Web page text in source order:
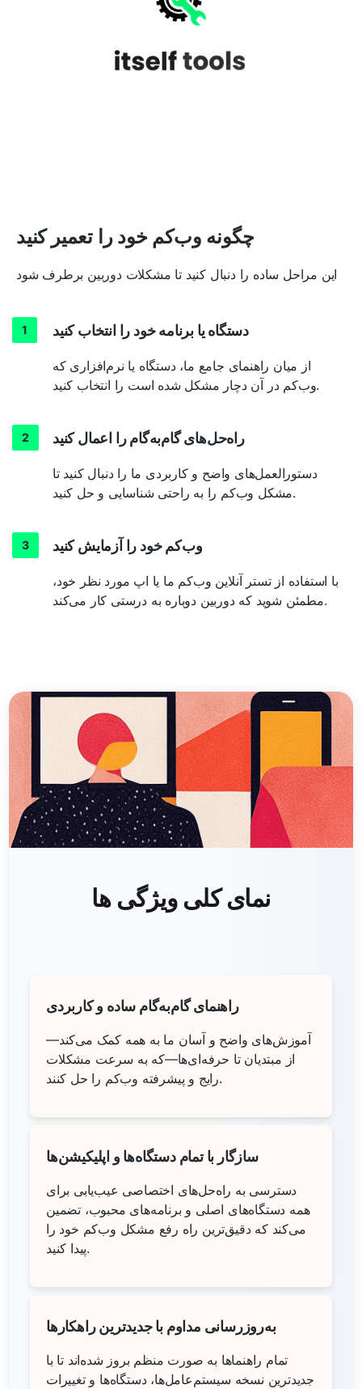
چگونه وب‌کم خود را تعمیر کنید
این مراحل ساده را دنبال کنید تا مشکلات دوربین برطرف شود
دستگاه یا برنامه خود را انتخاب کنید
از میان راهنمای جامع ما، دستگاه یا نرم‌افزاری که
وب‌کم در آن دچار مشکل شده است را انتخاب کنید.
راه‌حل‌های گام‌به‌گام را اعمال کنید
دستورالعمل‌های واضح و کاربردی ما را دنبال کنید تا
مشکل وب‌کم را به راحتی شناسایی و حل کنید.
وب‌کم خود را آزمایش کنید
با استفاده از تستر آنلاین وب‌کم ما یا اپ مورد نظر خود،
مطمئن شوید که دوربین دوباره به درستی کار می‌کند.
نمای کلی ویژگی ها
راهنمای گام‌به‌گام ساده و کاربردی
آموزش‌های واضح و آسان ما به همه کمک می‌کند—
از مبتدیان تا حرفه‌ای‌ها—که به سرعت مشکلات
رایج و پیشرفته وب‌کم را حل کنند.
سازگار با تمام دستگاه‌ها و اپلیکیشن‌ها
دسترسی به راه‌حل‌های اختصاصی عیب‌یابی برای
همه دستگاه‌های اصلی و برنامه‌های محبوب، تضمین
می‌کند که دقیق‌ترین راه رفع مشکل وب‌کم خود را
پیدا کنید.
به‌روزرسانی مداوم با جدیدترین راهکارها
تمام راهنماها به صورت منظم بروز شده‌اند تا با
جدیدترین نسخه سیستم‌عامل‌ها، دستگاه‌ها و تغییرات